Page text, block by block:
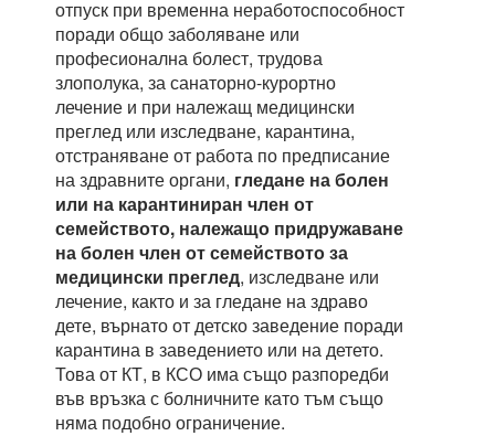
отпуск при временна неработоспособност
поради общо заболяване или
професионална болест, трудова
злополука, за санаторно-курортно
лечение и при належащ медицински
преглед или изследване, карантина,
отстраняване от работа по предписание
на здравните органи, гледане на болен
или на карантиниран член от
семейството, належащо придружаване
на болен член от семейството за
медицински преглед, изследване или
лечение, както и за гледане на здраво
дете, върнато от детско заведение поради
карантина в заведението или на детето.
Това от КТ, в КСО има също разпоредби
във връзка с болничните като тъм също
няма подобно ограничение.